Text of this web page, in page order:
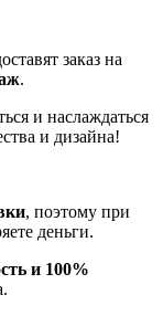
заказ на
.
и наслаждаться
и дизайна!
, поэтому при
деньги.
и 100%